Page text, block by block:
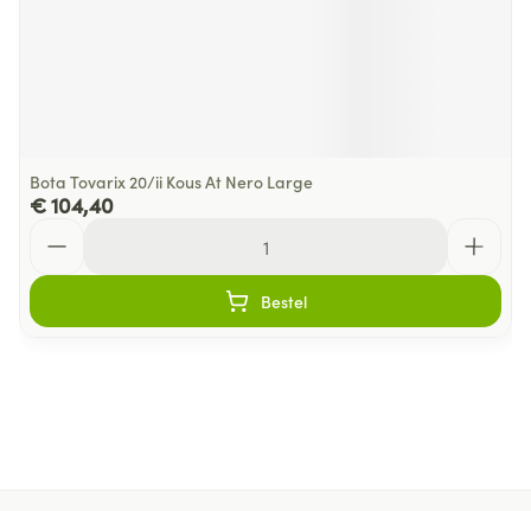
Bota Tovarix 20/ii Kous At Nero Large
€ 104,40
Bestel